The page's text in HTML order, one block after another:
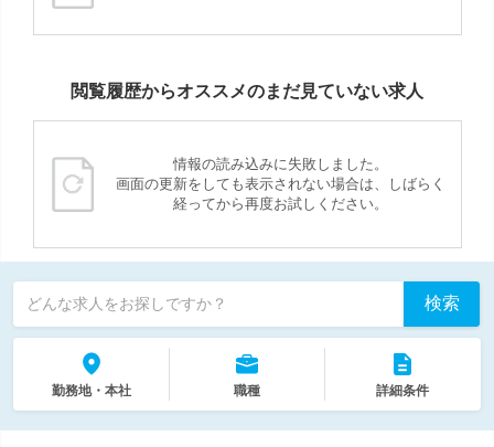
閲覧履歴からオススメのまだ見ていない求人
情報の読み込みに失敗しました。
画面の更新をしても表示されない場合は、しばらく
経ってから再度お試しください。
どんな求人をお探しですか？ 検索
勤務地・本社 職種 詳細条件